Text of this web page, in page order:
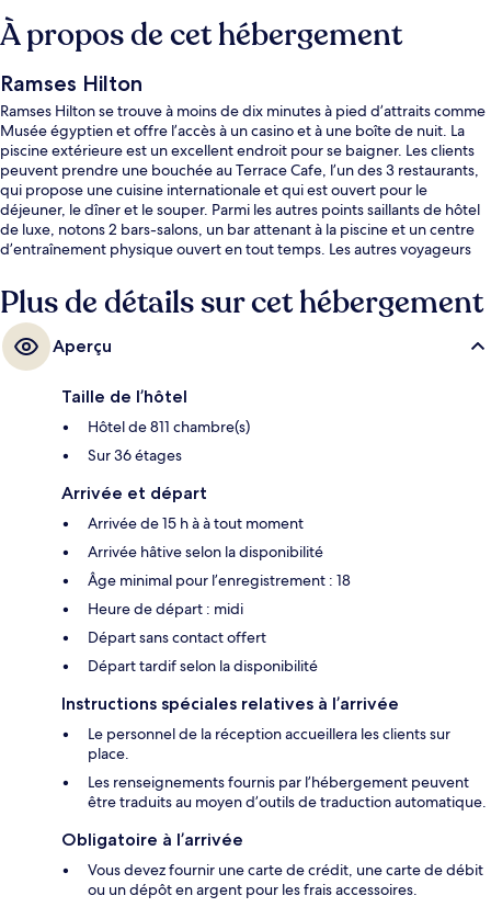
À propos de cet hébergement
Ramses Hilton
Ramses Hilton se trouve à moins de dix minutes à pied d’attraits comme
Musée égyptien et offre l’accès à un casino et à une boîte de nuit. La
piscine extérieure est un excellent endroit pour se baigner. Les clients
peuvent prendre une bouchée au Terrace Cafe, l’un des 3 restaurants,
qui propose une cuisine internationale et qui est ouvert pour le
déjeuner, le dîner et le souper. Parmi les autres points saillants de hôtel
de luxe, notons 2 bars-salons, un bar attenant à la piscine et un centre
d’entraînement physique ouvert en tout temps. Les autres voyageurs
transport en commun se trouve à quelques minutes de marche : Station
Nasser se trouve à 11 minutes et Station Masbero est à 12 minutes.
Plus de détails sur cet hébergement
Aperçu
Taille de l’hôtel
Hôtel de 811 chambre(s)
Sur 36 étages
Arrivée et départ
Arrivée de 15 h à à tout moment
Arrivée hâtive selon la disponibilité
Âge minimal pour l’enregistrement : 18
Heure de départ : midi
Départ sans contact offert
Départ tardif selon la disponibilité
Instructions spéciales relatives à l’arrivée
Le personnel de la réception accueillera les clients sur
place.
Les renseignements fournis par l’hébergement peuvent
être traduits au moyen d’outils de traduction automatique.
Obligatoire à l’arrivée
Vous devez fournir une carte de crédit, une carte de débit
ou un dépôt en argent pour les frais accessoires.